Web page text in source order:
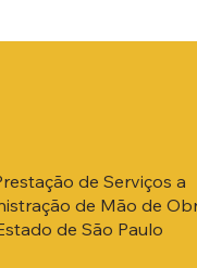
de Serviços a
de Mão de
de São Paulo